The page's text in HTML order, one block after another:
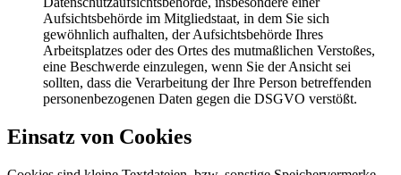
Aufsichtsbehörde im Mitgliedstaat, in dem Sie sich
gewöhnlich aufhalten, der Aufsichtsbehörde Ihres
Arbeitsplatzes oder des Ortes des mutmaßlichen Verstoßes,
eine Beschwerde einzulegen, wenn Sie der Ansicht sei
sollten, dass die Verarbeitung der Ihre Person betreffenden
personenbezogenen Daten gegen die DSGVO verstößt.
Einsatz von Cookies